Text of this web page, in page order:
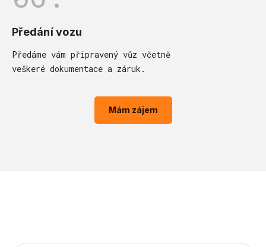
Předání vozu
Předáme vám připravený vůz včetně
veškeré dokumentace a záruk.
Mám zájem